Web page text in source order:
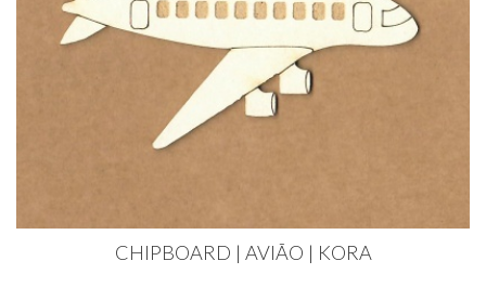
CHIPBOARD | AVIÃO | KORA